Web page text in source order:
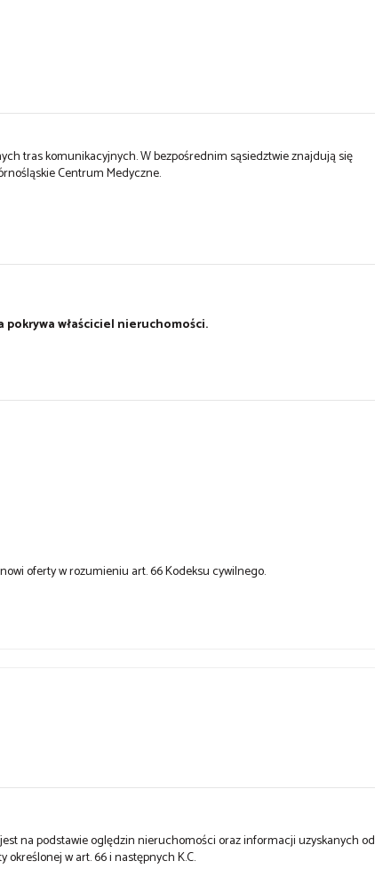
tras komunikacyjnych. W bezpośrednim sąsiedztwie znajdują się
Centrum Medyczne.
właściciel nieruchomości.
oferty w rozumieniu art. 66 Kodeksu cywilnego.
na podstawie oględzin nieruchomości oraz informacji uzyskanych od
w art. 66 i następnych K.C.